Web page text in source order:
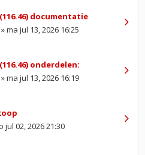
documentatie
» ma jul 13, 2026 16:25
onderdelen:
» ma jul 13, 2026 16:19
jul 02, 2026 21:30